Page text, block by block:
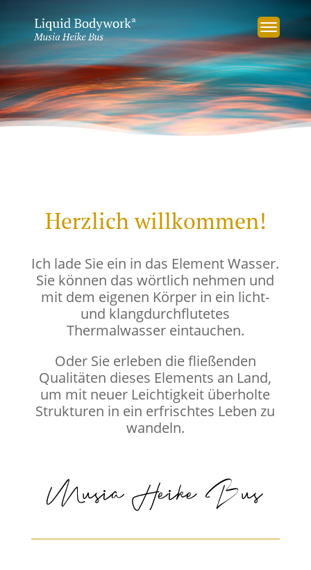
Herzlich willkommen!
Ich lade Sie ein in das Element Wasser.
Sie können das wörtlich nehmen und
mit dem eigenen Körper in ein licht-
und klangdurchflutetes
Thermalwasser eintauchen.
Oder Sie erleben die fließenden
Qualitäten dieses Elements an Land,
um mit neuer Leichtigkeit überholte
Strukturen in ein erfrischtes Leben zu
wandeln.